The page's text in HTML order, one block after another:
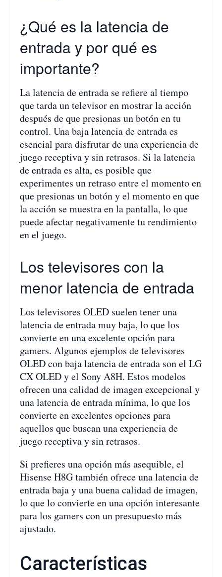
¿Qué es la latencia de
entrada y por qué es
importante?
La latencia de entrada se refiere al tiempo
que tarda un televisor en mostrar la acción
después de que presionas un botón en tu
control. Una baja latencia de entrada es
esencial para disfrutar de una experiencia de
juego receptiva y sin retrasos. Si la latencia
de entrada es alta, es posible que
experimentes un retraso entre el momento en
que presionas un botón y el momento en que
la acción se muestra en la pantalla, lo que
puede afectar negativamente tu rendimiento
en el juego.
Los televisores con la
menor latencia de entrada
Los televisores OLED suelen tener una
latencia de entrada muy baja, lo que los
convierte en una excelente opción para
gamers. Algunos ejemplos de televisores
OLED con baja latencia de entrada son el LG
CX OLED y el Sony A8H. Estos modelos
ofrecen una calidad de imagen excepcional y
una latencia de entrada mínima, lo que los
convierte en excelentes opciones para
aquellos que buscan una experiencia de
juego receptiva y sin retrasos.
Si prefieres una opción más asequible, el
Hisense H8G también ofrece una latencia de
entrada baja y una buena calidad de imagen,
lo que lo convierte en una opción interesante
para los gamers con un presupuesto más
ajustado.
Características